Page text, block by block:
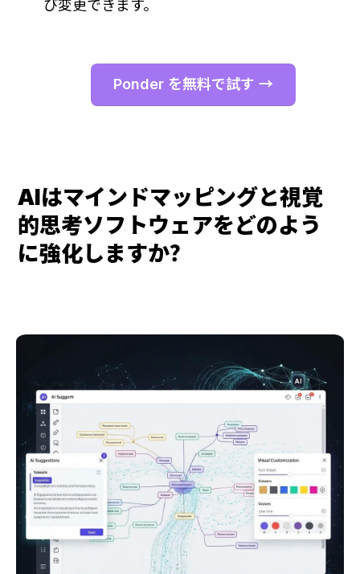
び変更できます。
Ponder を無料で試す →
AIはマインドマッピングと視覚
的思考ソフトウェアをどのよう
に強化しますか？